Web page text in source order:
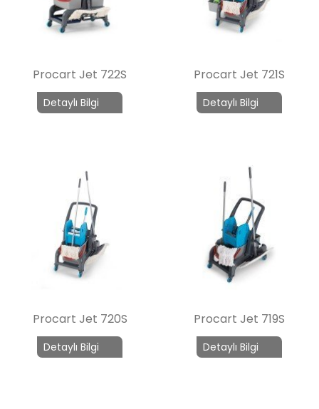
Procart Jet 722S
Detaylı Bilgi
Procart Jet 721S
Detaylı Bilgi
Procart Jet 720S
Detaylı Bilgi
Procart Jet 719S
Detaylı Bilgi